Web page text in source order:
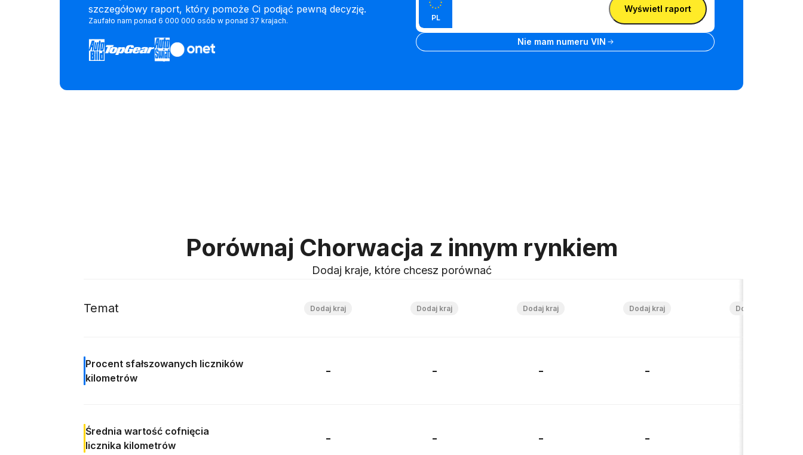
szczegółowy raport, który pomoże Ci podjąć pewną decyzję.
Zaufało nam ponad 6 000 000 osób w ponad 37 krajach.
numeru VIN i
tablicy
rejestracyjnej
PL
rejestracyją
Wpisz tablicę rejestracyją
Wyświetl raport
Nie mam numeru VIN
Porównaj Chorwacja z innym rynkiem
Dodaj kraje, które chcesz porównać
Temat
Procent sfałszowanych liczników
kilometrów
- - - -
Średnia wartość cofnięcia
licznika kilometrów
- - - -